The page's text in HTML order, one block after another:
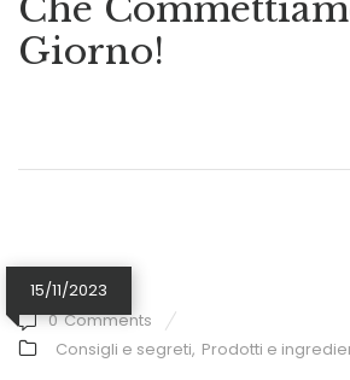
Che
Giorno!
15/11/2023
0 Comments
Consigli e segreti, Prodotti e